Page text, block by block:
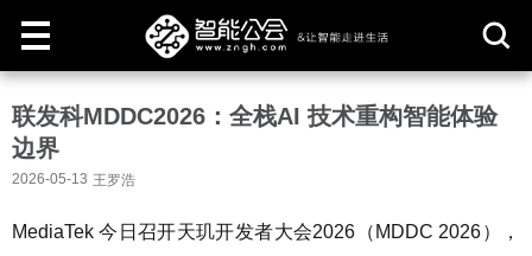
联发科MDDC2026：全栈AI 技术重构智能体验
边界
2026-05-13 王罗浩
MediaTek 今日召开天玑开发者大会2026（MDDC 2026），